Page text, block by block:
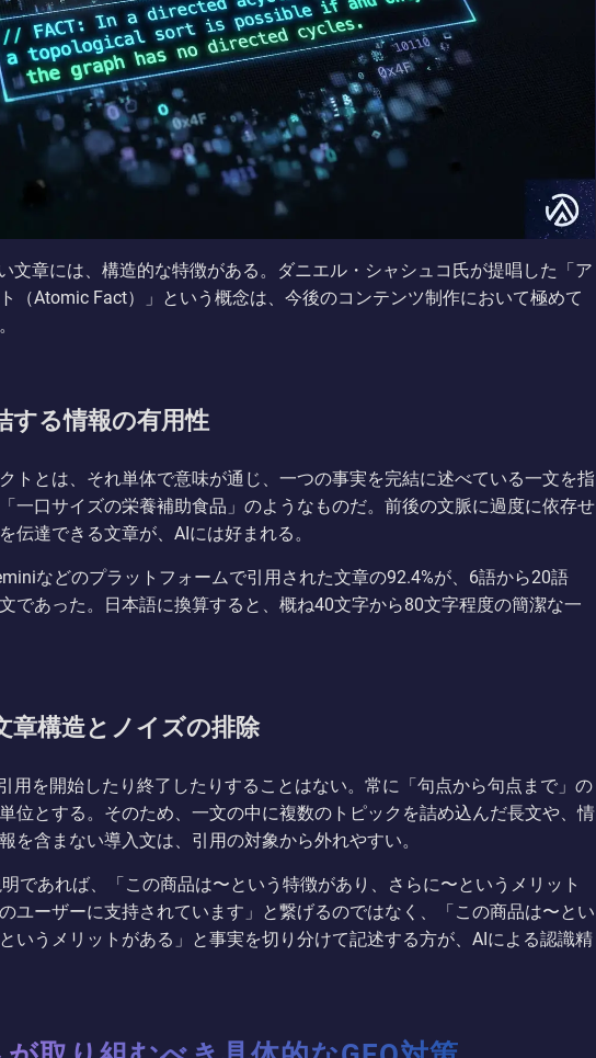
文章には、構造的な特徴がある。ダニエル・シャシュコ氏が提唱した「ア
（Atomic Fact）」という概念は、今後のコンテンツ制作において極めて
する情報の有用性
トとは、それ単体で意味が通じ、一つの事実を完結に述べている一文を指
一口サイズの栄養補助食品」のようなものだ。前後の文脈に過度に依存せ
伝達できる文章が、AIには好まれる。
などのプラットフォームで引用された文章の92.4%が、6語から20語
文であった。日本語に換算すると、概ね40文字から80文字程度の簡潔な一
章構造とノイズの排除
用を開始したり終了したりすることはない。常に「句点から句点まで」の
位とする。そのため、一文の中に複数のトピックを詰め込んだ長文や、情
を含まない導入文は、引用の対象から外れやすい。
であれば、「この商品は〜という特徴があり、さらに〜というメリット
ユーザーに支持されています」と繋げるのではなく、「この商品は〜とい
いうメリットがある」と事実を切り分けて記述する方が、AIによる認識精